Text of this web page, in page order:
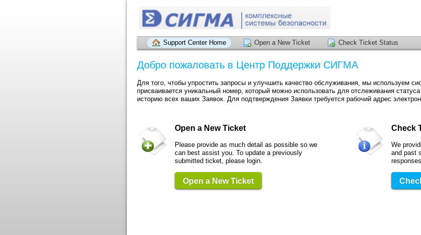
Support Center Home Open a New Ticket Check Ticket Status
Добро пожаловать в Центр Поддержки СИГМА
Для того, чтобы упростить запросы и улучшить качество обслуживания, мы используем
присваивается уникальный номер, который можно использовать для отслеживания
историю всех ваших Заявок. Для подтверждения Заявки требуется рабочий адрес
Open a New Ticket
Please provide as much detail as possible so we
can best assist you. To update a previously
submitted ticket, please login.
Check
We
and past
Open a New Ticket